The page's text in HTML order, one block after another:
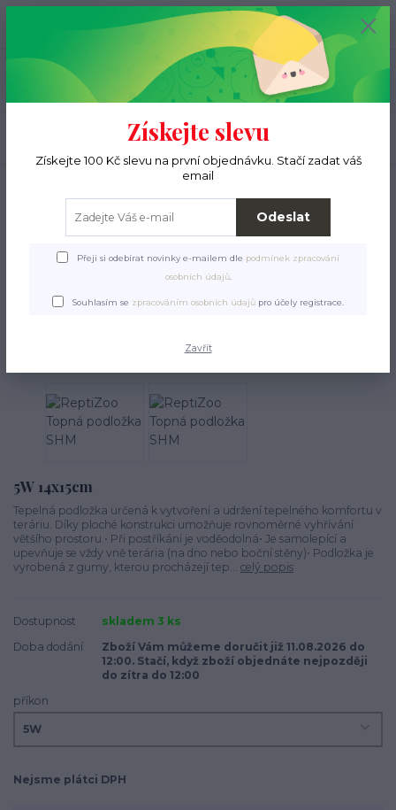
Menu
(Po-Pá, 9-15 hod.)
0 ks
0 Kč
Vybavení ubikace To nejdůležitější
podložka SHM
ReptiZoo Topná podložka
SHM
5W 14x15cm
Tepelná podložka určená k vytvoření a udržení tepelného komfortu v
teráriu. Díky ploché konstrukci umožňuje rovnoměrné vyhřívání
většího prostoru.• Při postříkání je voděodolná• Je samolepící a
upevňuje se vždy vně terária (na dno nebo boční stěny)• Podložka je
vyrobená z gumy, kterou procházejí tep... celý popis
Dostupnost
skladem 3 ks
Doba dodání
Zboží Vám můžeme doručit již 11.08.2026 do
12:00. Stačí, když zboží objednáte nejpozději
do zítra do 12:00
příkon
Nejsme plátci DPH
Získejte slevu
Získejte 100 Kč slevu na první objednávku. Stačí zadat váš
email
Odeslat
Přeji si odebírat novinky e-mailem dle podmínek zpracování
osobních údajů.
Souhlasím se zpracováním osobních údajů pro účely registrace.
Zavřít